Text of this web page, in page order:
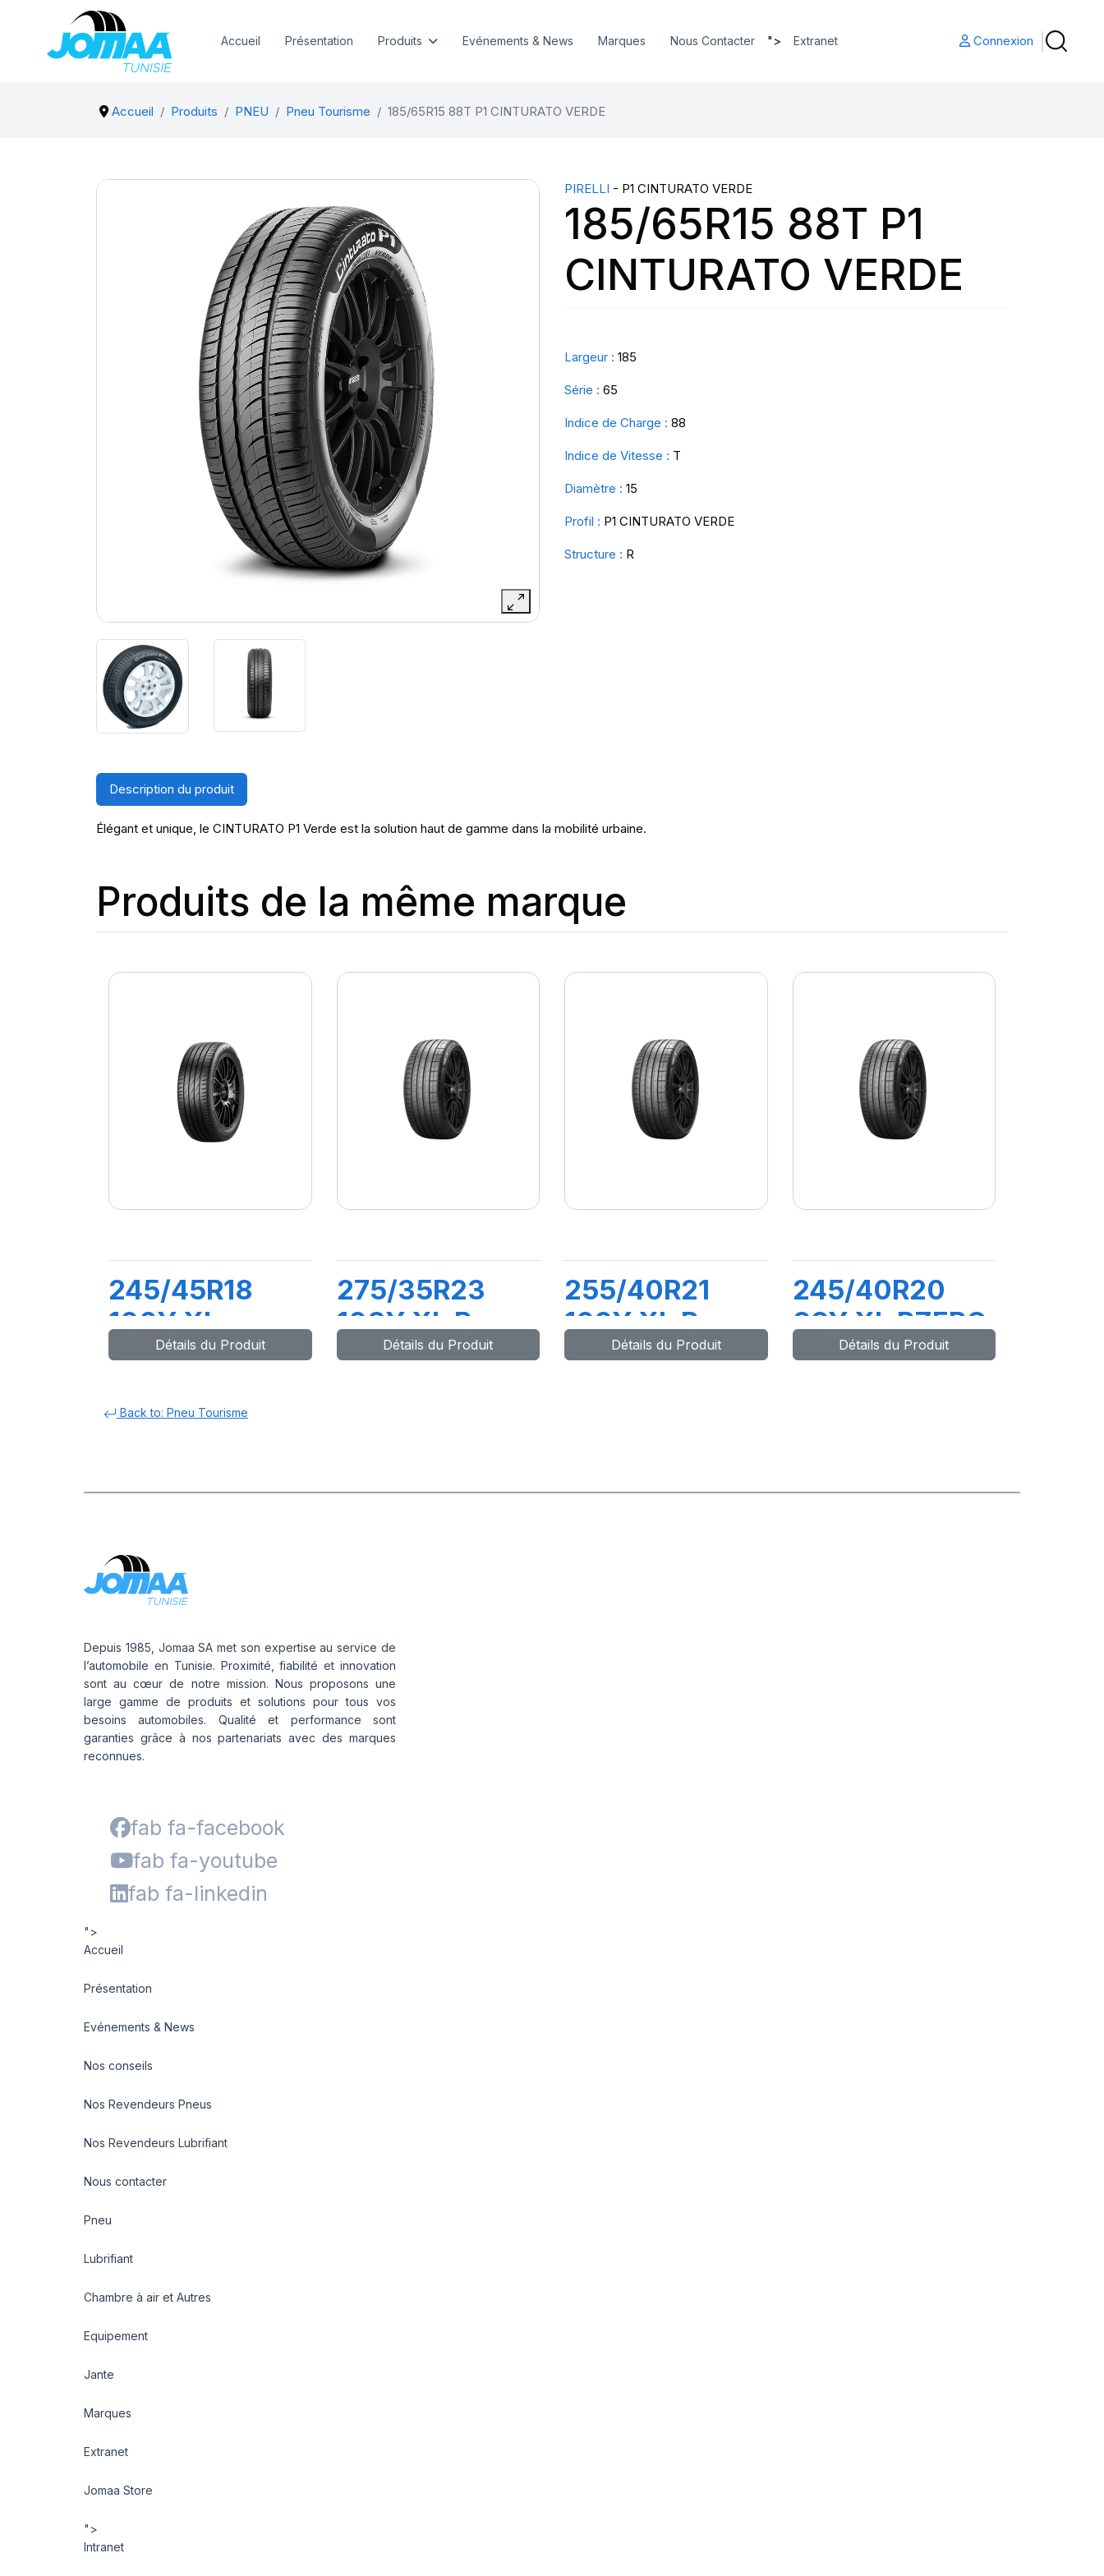
Accueil Présentation Produits Evénements & News Marques Nous Contacter "> Extranet Connexion
Accueil Produits PNEU Pneu Tourisme 185/65R15 88T P1 CINTURATO VERDE
PIRELLI - P1 CINTURATO VERDE
185/65R15 88T P1
CINTURATO VERDE
Largeur : 185
Série : 65
Indice de Charge : 88
Indice de Vitesse : T
Diamètre : 15
Profil : P1 CINTURATO VERDE
Structure : R
Description du produit
Élégant et unique, le CINTURATO P1 Verde est la solution haut de gamme dans la mobilité urbaine.
Produits de la même marque
245/45R18
100Y XL
POWERGY 2
Détails du Produit
275/35R23
108Y XL P-
ZERO 4(*)
Détails du Produit
255/40R21
102Y XL P-
ZERO PZ4
Détails du Produit
245/40R20
99Y XL PZERO
PZ4 (*)(M0)
Détails du Produit
Back to: Pneu Tourisme
Depuis 1985, Jomaa SA met son expertise au service de
l’automobile en Tunisie. Proximité, fiabilité et innovation
sont au cœur de notre mission. Nous proposons une
large gamme de produits et solutions pour tous vos
besoins automobiles. Qualité et performance sont
garanties grâce à nos partenariats avec des marques
reconnues.
fab fa-facebook
fab fa-youtube
fab fa-linkedin
">
Accueil
Présentation
Evénements & News
Nos conseils
Nos Revendeurs Pneus
Nos Revendeurs Lubrifiant
Nous contacter
Pneu
Lubrifiant
Chambre à air et Autres
Equipement
Jante
Marques
Extranet
Jomaa Store
">
Intranet